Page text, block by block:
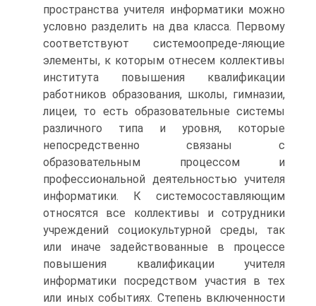
пространства учителя информатики можно
условно разделить на два класса. Первому
соответствуют системоопреде-ляющие
элементы, к которым отнесем коллективы
института повышения квалификации
работников образования, школы, гимназии,
лицеи, то есть образовательные системы
различного типа и уровня, которые
непосредственно связаны с
образовательным процессом и
профессиональной деятельностью учителя
информатики. К системосоставляющим
относятся все коллективы и сотрудники
учреждений социокультурной среды, так
или иначе задействованные в процессе
повышения квалификации учителя
информатики посредством участия в тех
или иных событиях. Степень включенности